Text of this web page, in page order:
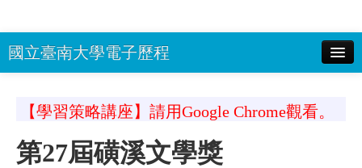
國立臺南大學電子歷程
示密碼 驗證碼： 登入
南大首頁
【學習策略講座】請用Google Chrome觀看。
第27屆磺溪文學獎